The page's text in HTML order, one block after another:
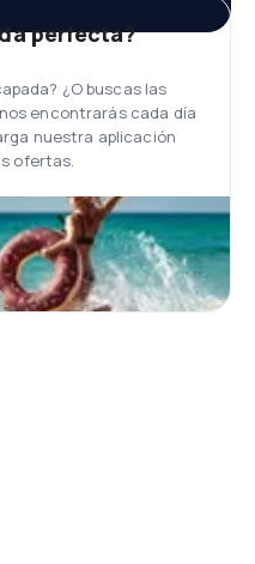
perfecta?
¿O buscas las
encontrarás cada día
nuestra aplicación
ofertas.